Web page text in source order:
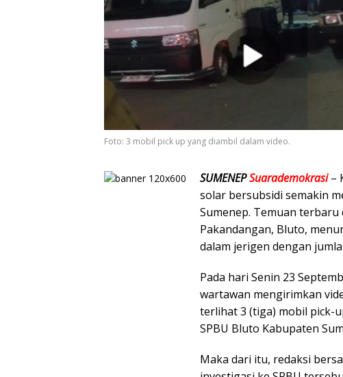
Foto: 3 mobil pick up yang diambil dalam video.
SUMENEPSuarademokrasi–
solar bersubsidi semakin
Sumenep. Temuan terbaru
Pakandangan, Bluto,
dalam jerigen dengan
Pada hari Senin 23
wartawan mengirimkan
terlihat 3 (tiga) mobil pick-
SPBU Bluto Kabupaten
Maka dari itu, redaksi